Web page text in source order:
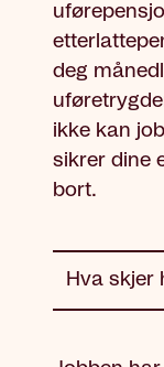
deg
ikke kan
sikrer dine
bort.
Hva skjer